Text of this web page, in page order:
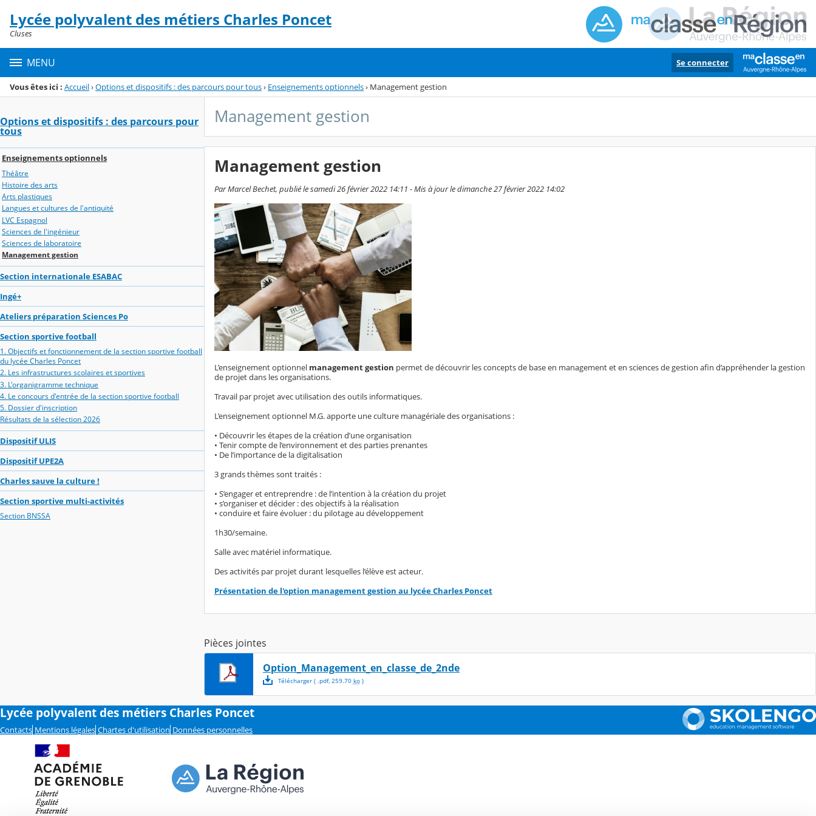
Menu de la rubrique
Contenu
Lycée polyvalent des métiers Charles Poncet
Cluses
MENU Se connecter
Vous êtes ici : Accueil›Options et dispositifs : des parcours pour tous› Enseignements optionnels› Management gestion
Options et dispositifs : des parcours pour
tous
Enseignements optionnels
Théâtre
Histoire des arts
Arts plastiques
Langues et cultures de l'antiquité
LVC Espagnol
Sciences de l'ingénieur
Sciences de laboratoire
Management gestion
Section internationale ESABAC
Ingé+
Ateliers préparation Sciences Po
Section sportive football
1. Objectifs et fonctionnement de la section sportive football
du lycée Charles Poncet
2. Les infrastructures scolaires et sportives
3. L'organigramme technique
4. Le concours d'entrée de la section sportive football
5. Dossier d'inscription
Résultats de la sélection 2026
Dispositif ULIS
Dispositif UPE2A
Charles sauve la culture !
Section sportive multi-activités
Section BNSSA
Management gestion
Management gestion
Par Marcel Bechet, publié le samedi 26 février 2022 14:11 - Mis à jour le dimanche 27 février 2022 14:02
L’enseignement optionnel management gestion permet de découvrir les concepts de base en management et en sciences de gestion afin d’appréhender la gestion
de projet dans les organisations.
Travail par projet avec utilisation des outils informatiques.
L’enseignement optionnel M.G. apporte une culture managériale des organisations :
• Découvrir les étapes de la création d’une organisation
• Tenir compte de l’environnement et des parties prenantes
• De l’importance de la digitalisation
3 grands thèmes sont traités :
• S’engager et entreprendre : de l’intention à la création du projet
• s’organiser et décider : des objectifs à la réalisation
• conduire et faire évoluer : du pilotage au développement
1h30/semaine.
Salle avec matériel informatique.
Des activités par projet durant lesquelles l’élève est acteur.
Présentation de l'option management gestion au lycée Charles Poncet
Pièces jointes
Option_Management_en_classe_de_2nde
Télécharger( .pdf, 259.70 ko)
Lycée polyvalent des métiers Charles Poncet
Contacts Mentions légales Chartes d'utilisation Données personnelles